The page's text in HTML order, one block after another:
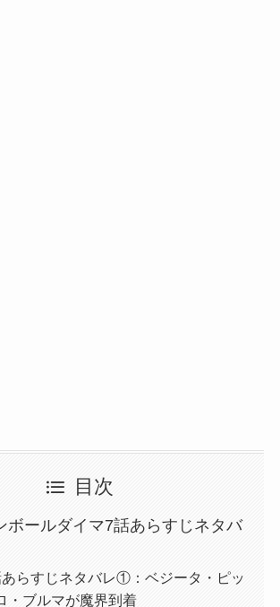
目次
ボールダイマ7話あらすじネタバ
らすじネタバレ①：ベジータ・ピッ
・ブルマが魔界到着